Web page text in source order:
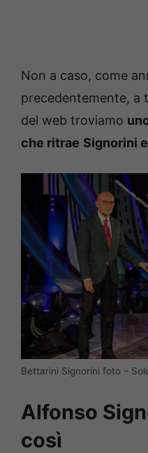
Non a caso, come
precedentemente, a
del web troviamo
che ritrae Signorini
Bettarini Signorini foto –
Alfonso
così